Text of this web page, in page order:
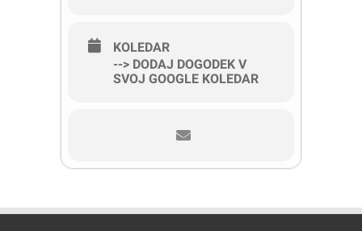
KOLEDAR
--> DODAJ DOGODEK V
SVOJ GOOGLE KOLEDAR